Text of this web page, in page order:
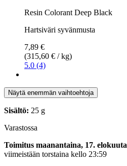
Resin Colorant Deep Black
Hartsiväri syvänmusta
7,89 €
(315,60 € / kg)
5.0 (4)
Näytä enemmän vaihtoehtoja
Sisältö: 25 g
Varastossa
Toimitus maanantaina, 17. elokuuta
viimeistään torstaina kello 23:59